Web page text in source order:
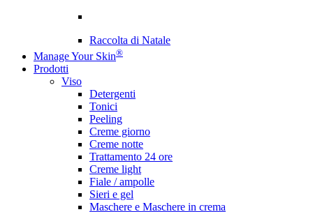
Raccolta di Natale
Manage Your Skin®
Prodotti
Viso
Detergenti
Tonici
Peeling
Creme giorno
Creme notte
Trattamento 24 ore
Creme light
Fiale / ampolle
Sieri e gel
Maschere e Maschere in crema